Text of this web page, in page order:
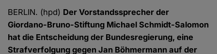
BERLIN. (hpd) Der Vorstandssprecher der
Giordano-Bruno-Stiftung Michael Schmidt-Salomon
hat die Entscheidung der Bundesregierung, eine
Strafverfolgung gegen Jan Böhmermann auf der